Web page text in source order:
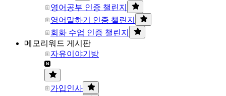
영어공부 인증 챌린지
영어말하기 인증 챌린지
회화 수업 인증 챌린지
메모리워드 게시판
자유이야기방
가입인사